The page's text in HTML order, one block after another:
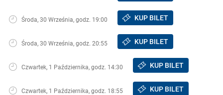
Środa, 30 Września, godz. 19:00 KUP BILET
Środa, 30 Września, godz. 20:55 KUP BILET
Czwartek, 1 Października, godz. 14:30 KUP BILET
Czwartek, 1 Października, godz. 18:55 KUP BILET